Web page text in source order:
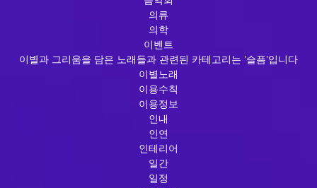
의류
의학
이벤트
이별과 그리움을 담은 노래들과 관련된 카테고리는 '슬픔'입니다
이별노래
이용수칙
이용정보
인내
인연
인테리어
일간
일정